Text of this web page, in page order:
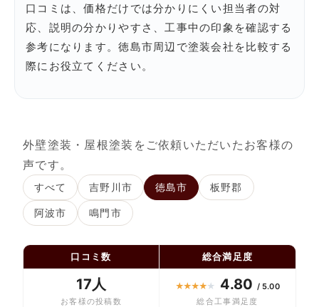
口コミは、価格だけでは分かりにくい担当者の対
応、説明の分かりやすさ、工事中の印象を確認する
参考になります。徳島市周辺で塗装会社を比較する
際にお役立てください。
外壁塗装・屋根塗装をご依頼いただいたお客様の
声です。
すべて 吉野川市 徳島市 板野郡
阿波市 鳴門市
口コミ数
17人
お客様の投稿数
総合満足度
★★★★★ 4.80 / 5.00
総合工事満足度